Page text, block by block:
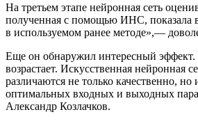
На третьем этапе нейронная сеть
полученная с помощью ИНС, показала
в используемом ранее методе»,—
Еще он обнаружил интересный эффект.
возрастает. Искусственная нейронная
различаются не только качественно,
оптимальных входных и выходных
Александр Козлачков.